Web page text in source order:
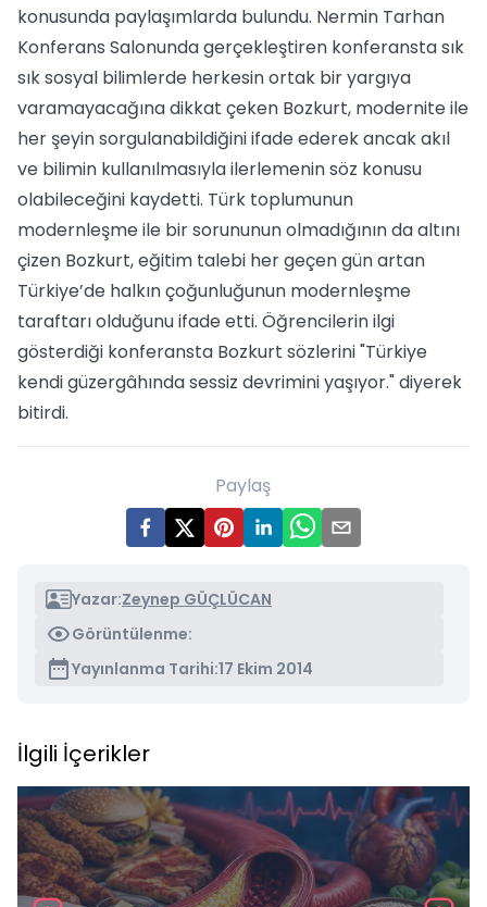
konusunda paylaşımlarda bulundu. Nermin Tarhan
Konferans Salonunda gerçekleştiren konferansta sık
sık sosyal bilimlerde herkesin ortak bir yargıya
varamayacağına dikkat çeken Bozkurt, modernite ile
her şeyin sorgulanabildiğini ifade ederek ancak akıl
ve bilimin kullanılmasıyla ilerlemenin söz konusu
olabileceğini kaydetti. Türk toplumunun
modernleşme ile bir sorununun olmadığının da altını
çizen Bozkurt, eğitim talebi her geçen gün artan
Türkiye’de halkın çoğunluğunun modernleşme
taraftarı olduğunu ifade etti. Öğrencilerin ilgi
gösterdiği konferansta Bozkurt sözlerini "Türkiye
kendi güzergâhında sessiz devrimini yaşıyor." diyerek
bitirdi.
Paylaş
Yazar:Zeynep GÜÇLÜCAN
Görüntülenme:
Yayınlanma Tarihi:17 Ekim 2014
İlgili İçerikler